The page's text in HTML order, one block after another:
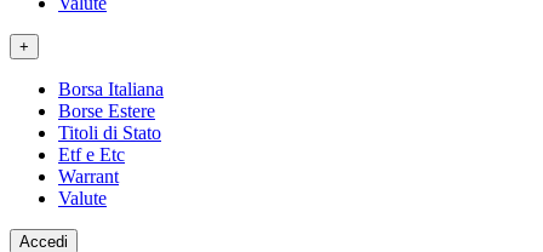
+
Borsa Italiana
Borse Estere
Titoli di Stato
Etf e Etc
Warrant
Valute
Accedi